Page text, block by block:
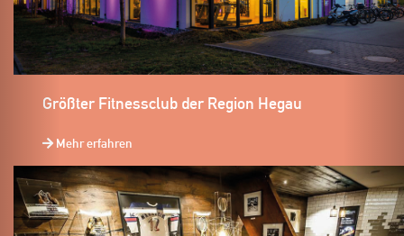
Größter Fitnessclub der Region Hegau
Mehr erfahren